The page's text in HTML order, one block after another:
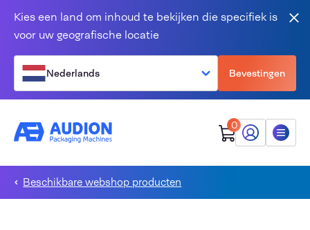
Kies een land om inhoud te bekijken die specifiek is
voor uw geografische locatie
Nederlands Bevestingen
0
Mijn Audion
Menu
Beschikbare webshop producten